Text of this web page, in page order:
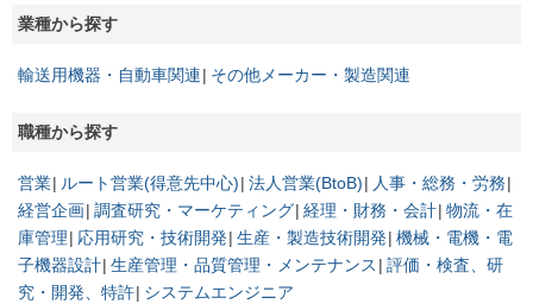
業種から探す
輸送用機器・自動車関連 その他メーカー・製造関連
職種から探す
営業 ルート営業(得意先中心) 法人営業(BtoB)
人事・総務・労務
経営企画 調査研究・マーケティング 経理・財務・会計 物流・在
庫管理
応用研究・技術開発 生産・製造技術開発 機械・電機・電
子機器設計 生産管理・品質管理・メンテナンス
評価・検査、研
究・開発、特許 システムエンジニア